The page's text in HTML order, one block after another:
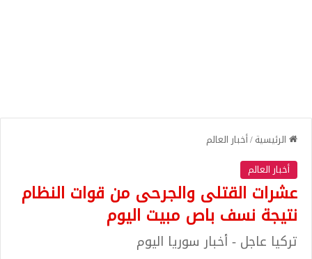
الرئيسية/أخبار العالم
أخبار العالم
عشرات القتلى والجرحى من قوات النظام
نتيجة نسف باص مبيت اليوم
تركيا عاجل - أخبار سوريا اليوم